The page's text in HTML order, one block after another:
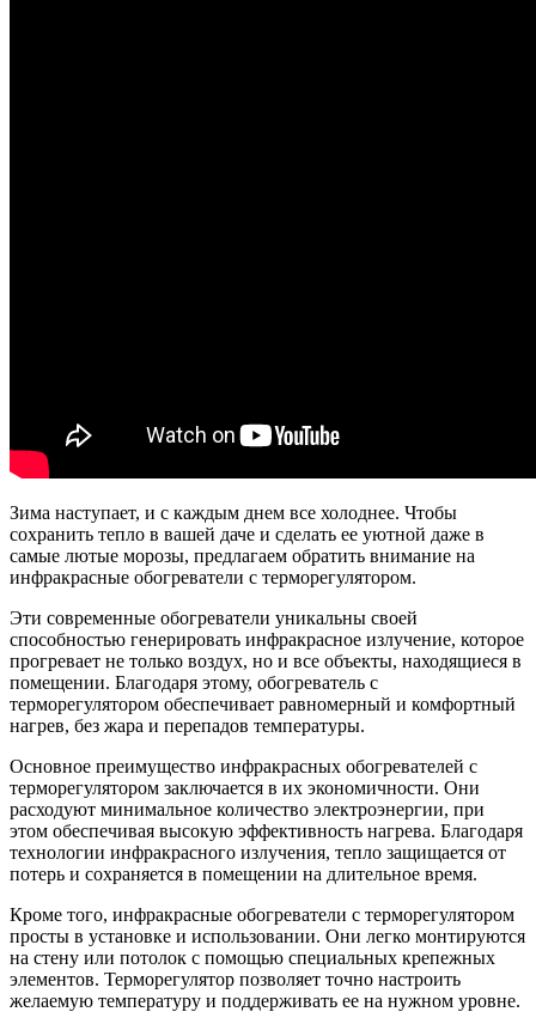
Зима наступает, и с каждым днем все холоднее. Чтобы
сохранить тепло в вашей даче и сделать ее уютной даже в
самые лютые морозы, предлагаем обратить внимание на
инфракрасные обогреватели с терморегулятором.
Эти современные обогреватели уникальны своей
способностью генерировать инфракрасное излучение, которое
прогревает не только воздух, но и все объекты, находящиеся в
помещении. Благодаря этому, обогреватель с
терморегулятором обеспечивает равномерный и комфортный
нагрев, без жара и перепадов температуры.
Основное преимущество инфракрасных обогревателей с
терморегулятором заключается в их экономичности. Они
расходуют минимальное количество электроэнергии, при
этом обеспечивая высокую эффективность нагрева. Благодаря
технологии инфракрасного излучения, тепло защищается от
потерь и сохраняется в помещении на длительное время.
Кроме того, инфракрасные обогреватели с терморегулятором
просты в установке и использовании. Они легко монтируются
на стену или потолок с помощью специальных крепежных
элементов. Терморегулятор позволяет точно настроить
желаемую температуру и поддерживать ее на нужном уровне.